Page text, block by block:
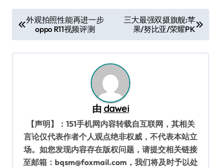
章
导
外观拍照性能再进一步
oppo R11视频评测
三大最强双摄旗舰:苹
果/努比亚/荣耀PK
由 dawei
【声明】：151手机网内容转载自互联网，其相关
言论仅代表作者个人观点绝非权威，不代表本站立
场。如您发现内容存在版权问题，请提交相关链接
至邮箱：bqsm@foxmail.com，我们将及时予以处